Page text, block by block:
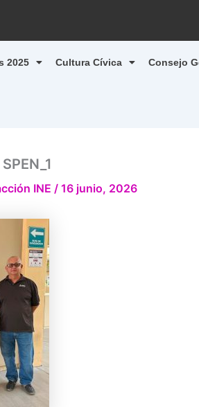
2025 Cultura Cívica Consejo
INE / 16 junio, 2026